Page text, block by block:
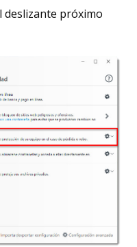
deslizante próximo